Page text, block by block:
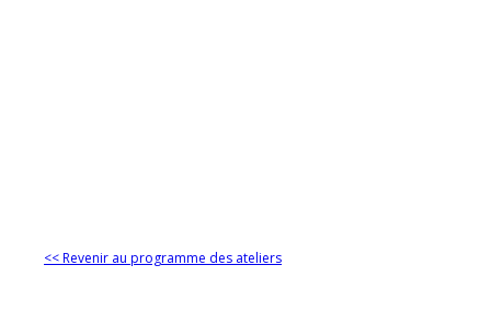
<< Revenir au programme des ateliers